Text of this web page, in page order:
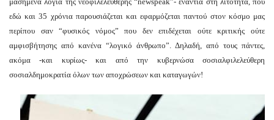
εδώ και 35 χρόνια παρουσιάζεται και εφαρμόζεται παντού στον κόσμο μας
περίπου σαν “φυσικός νόμος” που δεν επιδέχεται ούτε κριτικής ούτε
αμφισβήτησης από κανένα “λογικό άνθρωπο”. Δηλαδή, από τους πάντες,
ακόμα -και κυρίως- και από την κυβερνώσα σοσιαλφιλελεύθερη
σοσιαλδημοκρατία όλων των αποχρώσεων και καταγωγών!